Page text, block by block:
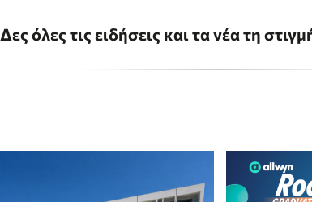
Δες όλες τις ειδήσεις και τα νέα τη